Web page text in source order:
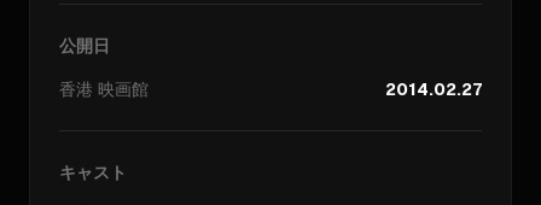
公開日
香港 映画館 2014.02.27
キャスト